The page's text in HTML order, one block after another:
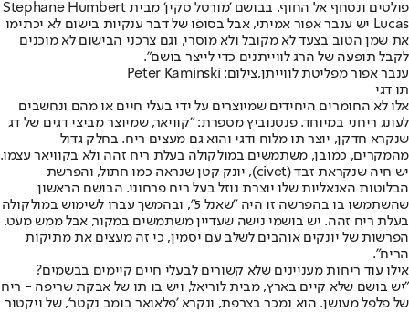
פולטים ונסחף אל החוף. בבושם 'מורטל סקין' מבית Stephane Humbert
Lucas יש ענבר אפור אמיתי, אבל בסופו של דבר ענקיות בישום לא יכתימו
את שמן הטוב בצעד לא מקובל ולא מוסרי, וגם צרכני הבישום לא מוכנים
לקבל תופעה של הרג לווייתנים כדי לייצר בושם".
ענבר אפור מפליטת לווייתן,צילום: Peter Kaminski
תו דגי
אלו לא החומרים היחידים שמיוצרים על ידי בעלי חיים או מהם ונחשבים
לעונג ריחני במיוחד. פנטנוביץ מספרת: "קוויאר, שמיוצר מביצי דגים של דג
שנקרא חדקן, יוצר תו מלוח ודגי והוא גם מעצים ריח. בחלק גדול
מהמקרים, כמובן, משתמשים במולקולה בעלת ריח זהה ולא בקוויאר עצמו.
יש חיה שנקראת זבד (civet), יונק קטן שנראה כמו חתול, והפרשת
הבלוטות האנאליות שלו יוצרת נוזל בעל ריח פרחוני. הבושם הראשון
שהשתמשו בו בהפרשה זו היה "שאנל 5", ובהמשך עברו לשימוש במולקולה
בעלת ריח זהה. יש בושמי נישה שעדיין משתמשים במקור, אבל ממש מעט.
הפרשות של יונקים אוהבים לשלב עם יסמין, כי זה מעצים את מתיקות
הריח".
אילו עוד ריחות מעניינים שלא קשורים לבעלי חיים קיימים בבשמים?
"יש בושם שלא קיים בארץ, מבית לוריאל, ויש בו תו של אבקת שריפה - ריח
של פלפל מעושן. הוא נמכר בצרפת, ונקרא 'פלאואר בומב נקטר', של ויקטור